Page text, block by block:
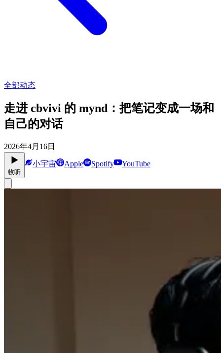
全部动态
走进 cbvivi 的 mynd：把笔记变成一场和
自己的对话
2026年4月16日
收听
小宇宙 Apple Spotify YouTube